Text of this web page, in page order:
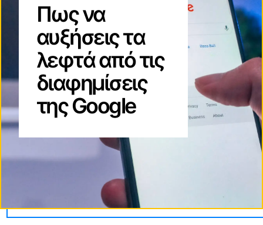
Πως να
αυξήσεις τα
λεφτά από τις
διαφημίσεις
της Google